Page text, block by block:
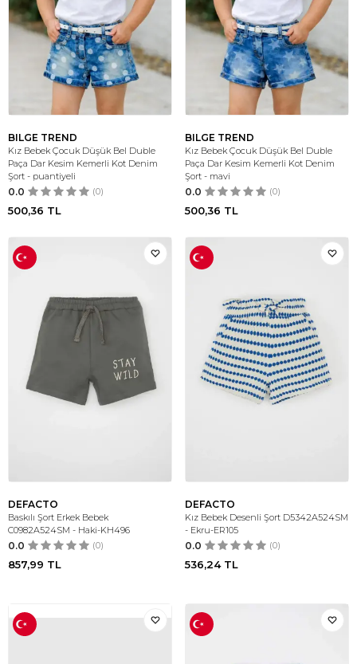
BILGE TREND
Kız Bebek Çocuk Düşük Bel Duble
Paça Dar Kesim Kemerli Kot Denim
Şort - puantiyeli
0.0 (0)
500,36 TL
BILGE TREND
Kız Bebek Çocuk Düşük Bel Duble
Paça Dar Kesim Kemerli Kot Denim
Şort - mavi
0.0 (0)
500,36 TL
DEFACTO
Baskılı Şort Erkek Bebek
C0982A524SM - Haki-KH496
0.0 (0)
857,99 TL
DEFACTO
Kız Bebek Desenli Şort D5342A524SM
- Ekru-ER105
0.0 (0)
536,24TL